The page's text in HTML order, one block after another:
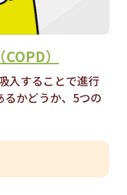
）
入することで進行
るかどうか、5つの